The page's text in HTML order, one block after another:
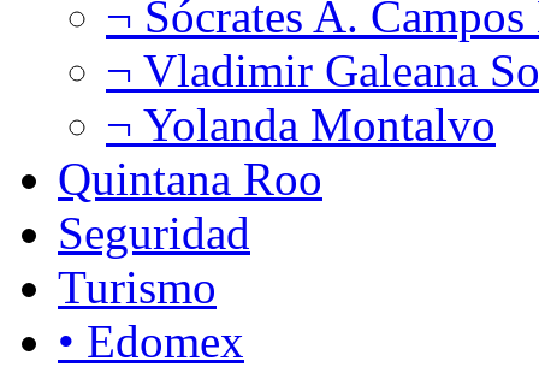
¬ Sócrates A.
¬ Vladimir Galeana
¬ Yolanda Montalvo
Quintana Roo
Seguridad
Turismo
• Edomex